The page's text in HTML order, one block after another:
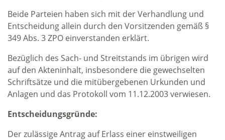
Beide Parteien haben sich mit der Verhandlung und
Entscheidung allein durch den Vorsitzenden gemäß §
349 Abs. 3 ZPO einverstanden erklärt.
Bezüglich des Sach- und Streitstands im übrigen wird
auf den Akteninhalt, insbesondere die gewechselten
Schriftsätze und die mitübergebenen Urkunden und
Anlagen und das Protokoll vom 11.12.2003 verwiesen.
Entscheidungsgründe:
Der zulässige Antrag auf Erlass einer einstweiligen